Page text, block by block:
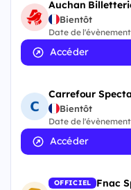
Auchan
Bientôt
Date de l'évènement
Accéder
Carrefour
Bientôt
Date de l'évènement
Accéder
OFFICIEL Fnac